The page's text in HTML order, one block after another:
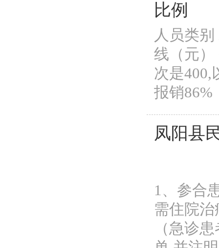
比例
人员类
线（元）
次是400,
报销86%
凤阳县
1、参合
需住院
（急诊